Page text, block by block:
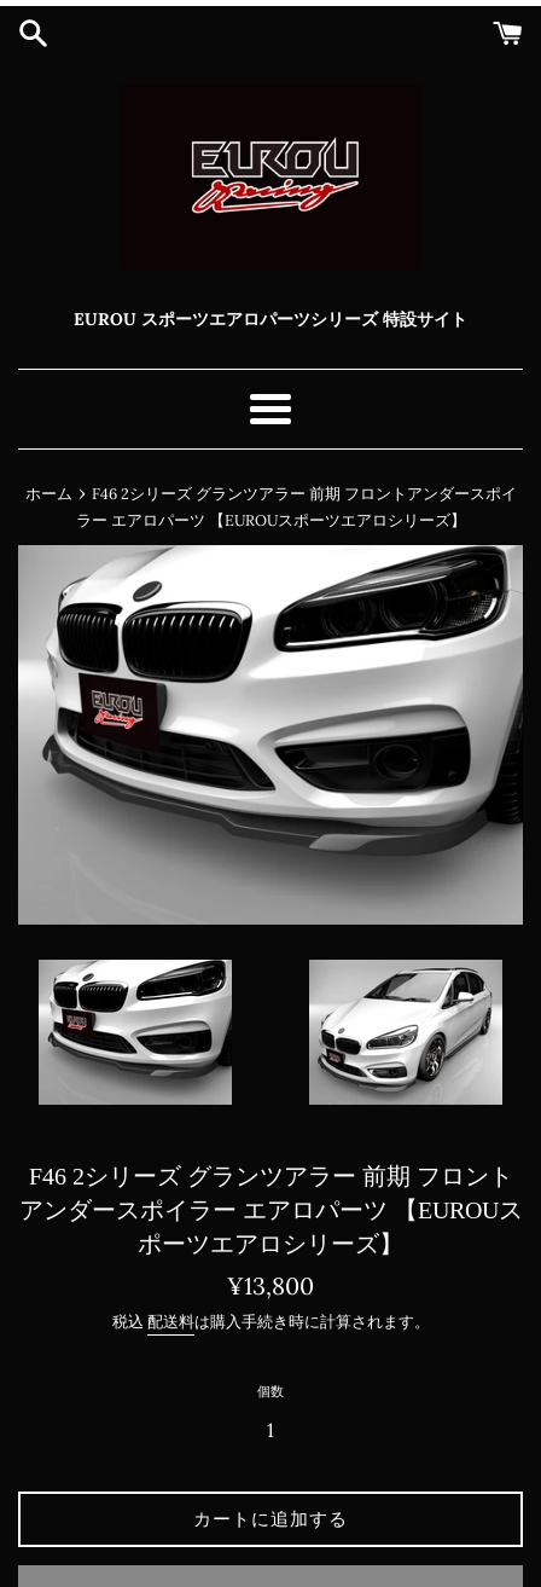
コ
EUROU スポーツエアロパーツシリーズ 特設サイト
メ
ニ
ー
ホーム › F46 2シリーズ グランツアラー 前期 フロントアンダースポイ
ラー エアロパーツ 【EUROUスポーツエアロシリーズ】
F46 2シリーズ グランツアラー 前期 フロント
アンダースポイラー エアロパーツ 【EUROUス
ポーツエアロシリーズ】
通
価
¥13,800
税込 配送料は購入手続き時に計算されます。
個数
カートに追加する